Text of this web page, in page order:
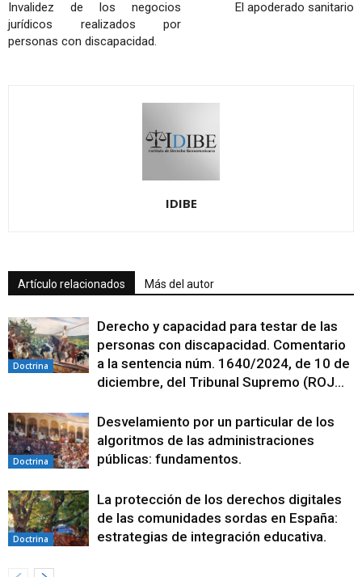
Invalidez de los negocios
jurídicos realizados por
personas con discapacidad.
El apoderado sanitario
IDIBE
Artículo relacionados Más del autor
Doctrina
Derecho y capacidad para testar de las
personas con discapacidad. Comentario
a la sentencia núm. 1640/2024, de 10 de
diciembre, del Tribunal Supremo (ROJ...
Doctrina
Desvelamiento por un particular de los
algoritmos de las administraciones
públicas: fundamentos.
Doctrina
La protección de los derechos digitales
de las comunidades sordas en España:
estrategias de integración educativa.